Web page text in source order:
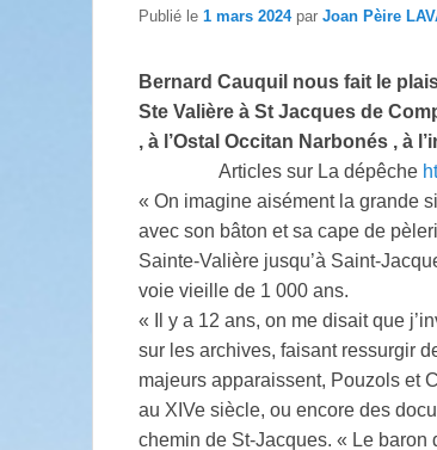
Publié le 1 mars 2024 par Joan Pèire
Bernard Cauquil nous fait le
Ste Valière à St Jacques de
, à l’Ostal Occitan Narbonés , à
Articles sur La dépêche
« On imagine aisément la grande
avec son bâton et sa cape de
Sainte-Valière jusqu’à Saint-
voie vieille de 1 000 ans.
« Il y a 12 ans, on me disait que
sur les archives, faisant ressurgir
majeurs apparaissent, Pouzols et
au XIVe siècle, ou encore des
chemin de St-Jacques. « Le